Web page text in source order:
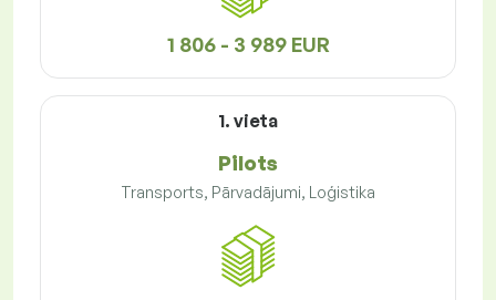
1 806 - 3 989 EUR
1. vieta
Pilots
Transports, Pārvadājumi, Loģistika